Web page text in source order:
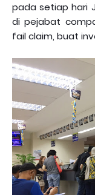
pada setiap hari
di pejabat
fail claim, buat